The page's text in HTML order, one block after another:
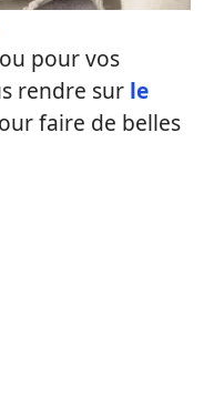
pour vos
rendre sur le
faire de belles